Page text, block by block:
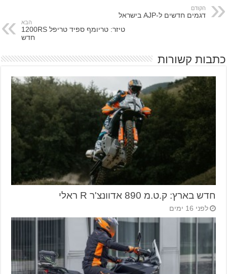
הקודם
דגמים חדשים ל-AJP בישראל
הבא
טיזר: טריומף ספיד טריפל 1200RS
חדש
כתבות קשורות
חדש בארץ: ק.ט.מ 890 אדוונצ'ר R ראלי
לפני 16 ימים